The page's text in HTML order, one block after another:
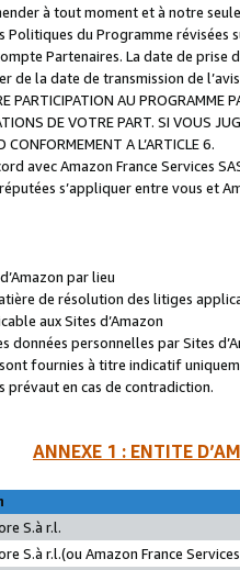
à tout moment et à notre
Politiques du Programme
Partenaires. La date de
de la date de transmission de
AU PROGRAMME
DE VOTRE PART. SI VOUS
A L’ARTICLE 6.
avec Amazon France Services
s’appliquer entre vous et
par lieu
de résolution des litiges
aux Sites d’Amazon
données personnelles par Sites
sont fournies à titre indicatif
prévaut en cas de contradiction.
ANNEXE 1 : ENTITE
S.à r.l.
S.à r.l.(ou Amazon France